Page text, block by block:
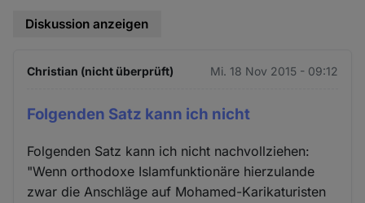
Diskussion anzeigen
Christian (nicht überprüft) Mi. 18 Nov 2015 - 09:12
Folgenden Satz kann ich nicht
Folgenden Satz kann ich nicht nachvollziehen:
"Wenn orthodoxe Islamfunktionäre hierzulande
zwar die Anschläge auf Mohamed-Karikaturisten